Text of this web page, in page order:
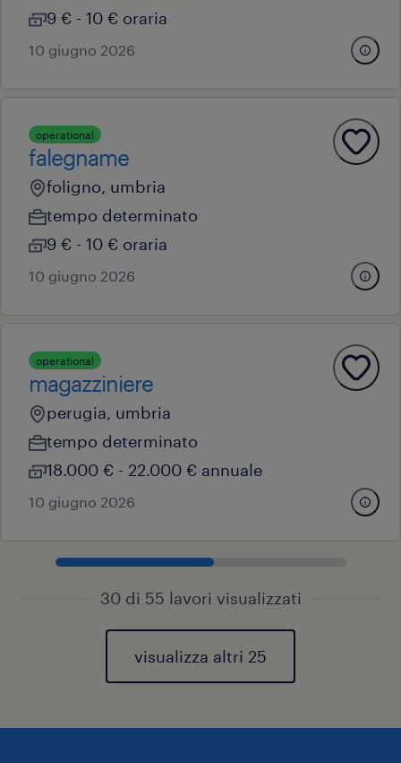
9 € - 10 € oraria
10 giugno 2026
operational
falegname
foligno, umbria
tempo determinato
9 € - 10 € oraria
10 giugno 2026
operational
magazziniere
perugia, umbria
tempo determinato
18.000 € - 22.000 € annuale
10 giugno 2026
30 di 55 lavori visualizzati
visualizza altri 25